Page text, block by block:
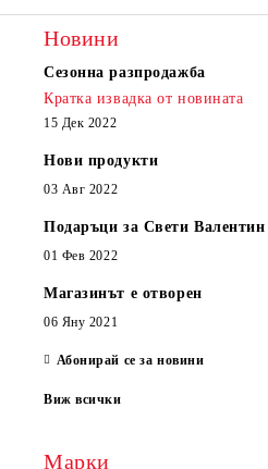
Новини
Сезонна разпродажба
Кратка извадка от новината
15 Дек 2022
Нови продукти
03 Авг 2022
Подаръци за Свети Валентин
01 Фев 2022
Магазинът е отворен
06 Яну 2021
Абонирай се за новини
Виж всички
Марки